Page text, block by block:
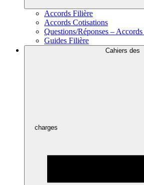
Accords Filière
Accords Cotisations
Questions/Réponses –
Guides Filière
Cahiers des
charges